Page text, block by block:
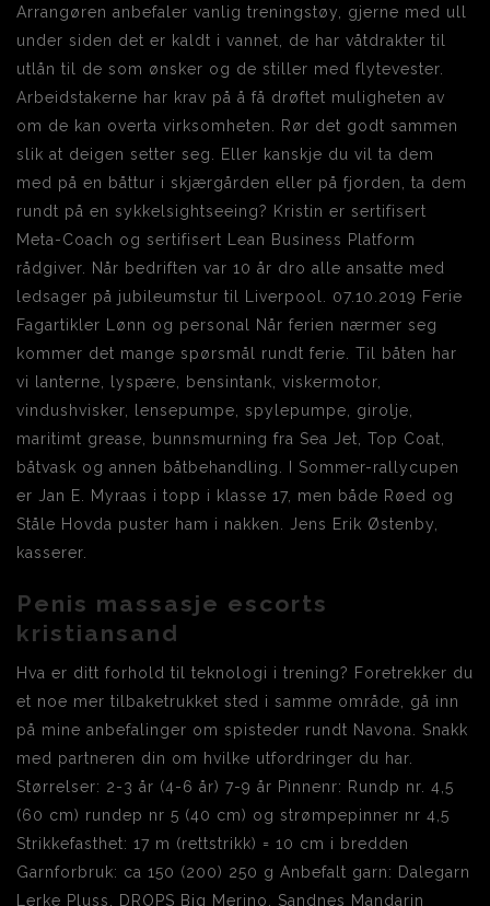
Arrangøren anbefaler vanlig treningstøy, gjerne med ull
under siden det er kaldt i vannet, de har våtdrakter til
utlån til de som ønsker og de stiller med flytevester.
Arbeidstakerne har krav på å få drøftet muligheten av
om de kan overta virksomheten. Rør det godt sammen
slik at deigen setter seg. Eller kanskje du vil ta dem
med på en båttur i skjærgården eller på fjorden, ta dem
rundt på en sykkelsightseeing? Kristin er sertifisert
Meta-Coach og sertifisert Lean Business Platform
rådgiver. Når bedriften var 10 år dro alle ansatte med
ledsager på jubileumstur til Liverpool. 07.10.2019 Ferie
Fagartikler Lønn og personal Når ferien nærmer seg
kommer det mange spørsmål rundt ferie. Til båten har
vi lanterne, lyspære, bensintank, viskermotor,
vindushvisker, lensepumpe, spylepumpe, girolje,
maritimt grease, bunnsmurning fra Sea Jet, Top Coat,
båtvask og annen båtbehandling. I Sommer-rallycupen
er Jan E. Myraas i topp i klasse 17, men både Røed og
Ståle Hovda puster ham i nakken. Jens Erik Østenby,
kasserer.
Penis massasje escorts
kristiansand
Hva er ditt forhold til teknologi i trening? Foretrekker du
et noe mer tilbaketrukket sted i samme område, gå inn
på mine anbefalinger om spisteder rundt Navona. Snakk
med partneren din om hvilke utfordringer du har.
Størrelser: 2-3 år (4-6 år) 7-9 år Pinnenr: Rundp nr. 4,5
(60 cm) rundep nr 5 (40 cm) og strømpepinner nr 4,5
Strikkefasthet: 17 m (rettstrikk) = 10 cm i bredden
Garnforbruk: ca 150 (200) 250 g Anbefalt garn: Dalegarn
Lerke Pluss, DROPS Big Merino, Sandnes Mandarin